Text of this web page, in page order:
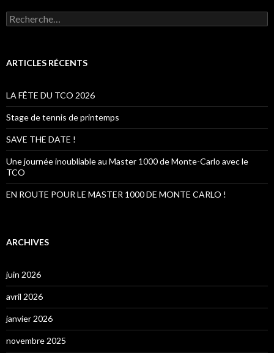
R
e
e
h
e
r
:
ARTICLES RÉCENTS
LA FÊTE DU TCO 2026
Stage de tennis de printemps
SAVE THE DATE !
Une journée inoubliable au Master 1000 de Monte-Carlo avec le
TCO
EN ROUTE POUR LE MASTER 1000 DE MONTE CARLO !
ARCHIVES
juin 2026
avril 2026
janvier 2026
novembre 2025